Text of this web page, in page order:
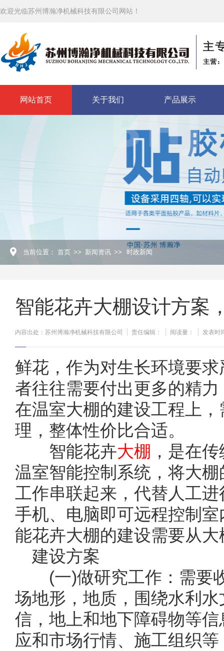
欢迎光临苏州博瀚净机械科技有限公司网站！
网站首页 关于我们 产品展示
当前位置： 首页 >> 新闻资讯 >> 时政新闻
智能花卉大棚设计方案
内容出处：苏州博瀚净机械科技有限公司 责任编辑： 阅读量： 发表时
鲜花，作为对生长环境要
者往往需要付出更多的精
在温室大棚的建设工程上
理，整体性价比合适。
智能花卉大棚 ，是在
温室智能控制系统，将大
工作串联起来，代替人工
手机、电脑即可远程控制
能花卉大棚的建设需要从
建设方案
(一)做研究工作：需要
场地形，地质，围绕水利
信，地上和地下障碍物等
应和市场行情、施工组织